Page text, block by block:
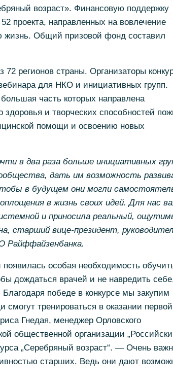
возраст». Финансовую поддержку
проекта, направленных на вовлечение
Общий призовой фонд составил
регионов страны. Организаторы
для НКО и инициативных групп.
часть которых направлена
и творческих способностей
помощи и освоению новых
в два раза больше инициативных
дать им возможность
в будущем они могли
в жизнь своих идей. Для нас
и приносила реальный,
старший вице-президент,
Райффайзенбанка.
особая необходимость
дождаться врачей и не навредить
победе в конкурсе мы закупим
тренироваться в оказании первой
Гнедая, менеджер Орловского
общественной организации
„Серебряный возраст“. — Очень
старших. Ведь они дают